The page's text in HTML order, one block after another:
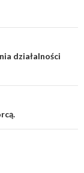
działalności